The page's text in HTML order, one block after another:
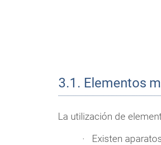
3.1. Elementos
La utilización de
Existen